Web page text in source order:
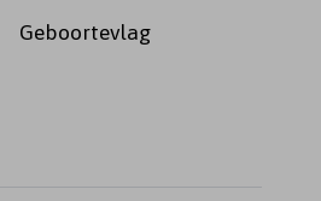
Geboortevlag